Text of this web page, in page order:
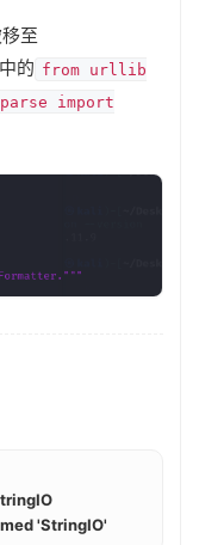
至
的 from urllib
import
'StringIO'